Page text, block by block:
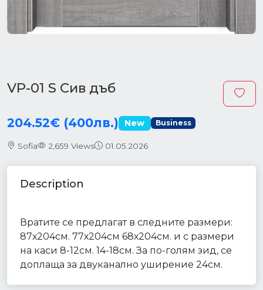
VP-01 S Сив дъб
204.52€ (400лв.) New Business
Sofia 2,659 Views 01.05.2026
Description
Вратите се предлагат в следните размери:
87х204см. 77х204см 68х204см. и с размери
на каси 8-12см. 14-18см. За по-голям зид, се
доплаща за двуканално уширение 24см.